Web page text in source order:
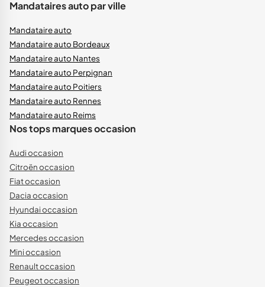
Mandataires auto par ville
Mandataire auto
Mandataire auto Bordeaux
Mandataire auto Nantes
Mandataire auto Perpignan
Mandataire auto Poitiers
Mandataire auto Rennes
Mandataire auto Reims
Nos tops marques occasion
Audi occasion
Citroën occasion
Fiat occasion
Dacia occasion
Hyundai occasion
Kia occasion
Mercedes occasion
Mini occasion
Renault occasion
Peugeot occasion